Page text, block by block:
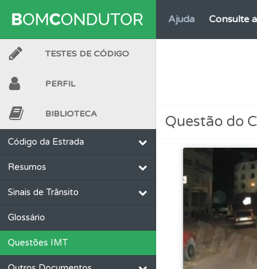
Ajuda Consulte
Testes Veja o
Use os
Testes O teste
TESTES DE CÓDIGO
PERFIL
BIBLIOTECA
Código da Estrada
Resumos
Sinais de Trânsito
Glossário
Questões IMT
Questão do